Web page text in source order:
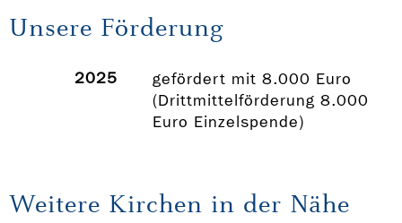
Unsere Förderung
2025
gefördert mit 8.000 Euro
(Drittmittelförderung 8.000
Euro Einzelspende)
Weitere Kirchen in der Nähe